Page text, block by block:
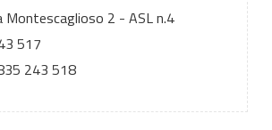
Montescaglioso 2 - ASL n.4
517
243 518